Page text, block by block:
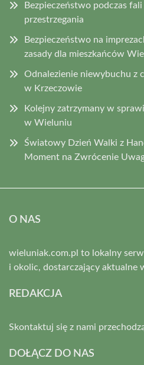
Bezpieczeństwo podczas
przestrzegania
Bezpieczeństwo na
zasady dla mieszkańców
Odnalezienie niewybuchu z
w Krzeczowie
Kolejny zatrzymany w
w Wieluniu
Światowy Dzień Walki z
Moment na Zwrócenie
O NAS
wieluniak.com.pl to lokalny
i okolic, dostarczający aktualne
REDAKCJA
Skontaktuj się z nami
DOŁĄCZ DO NAS